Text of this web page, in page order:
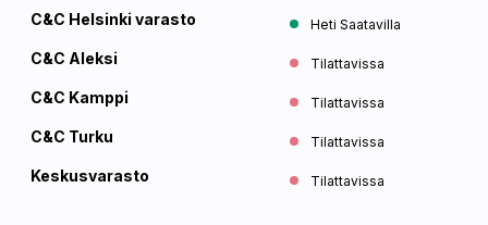
C&C Helsinki varasto Heti Saatavilla
C&C Aleksi Tilattavissa
C&C Kamppi Tilattavissa
C&C Turku Tilattavissa
Keskusvarasto Tilattavissa